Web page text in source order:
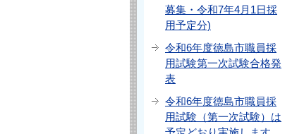
募集・令和7年4月1日採
用予定分)
令和6年度徳島市職員採
用試験第一次試験合格発
表
令和6年度徳島市職員採
用試験（第一次試験）は